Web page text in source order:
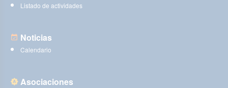
Listado de actividades
Noticias
Calendario
Asociaciones